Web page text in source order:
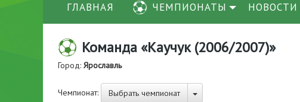
ГЛАВНАЯ ЧЕМПИОНАТЫ НОВОСТИ
Команда «Каучук (2006/2007)»
Город: Ярославль
Чемпионат: Выбрать чемпионат